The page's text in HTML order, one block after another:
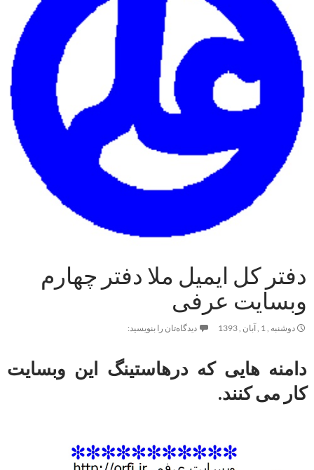
دفتر کل ایمیل ملا دفتر چهارم
وبسایت عرفی
دوشنبه , 1 , آبان , 1393 دیدگاه‌تان را بنویسید:
دامنه هایی که درهاستینگ این وبسایت
کار می کنند.